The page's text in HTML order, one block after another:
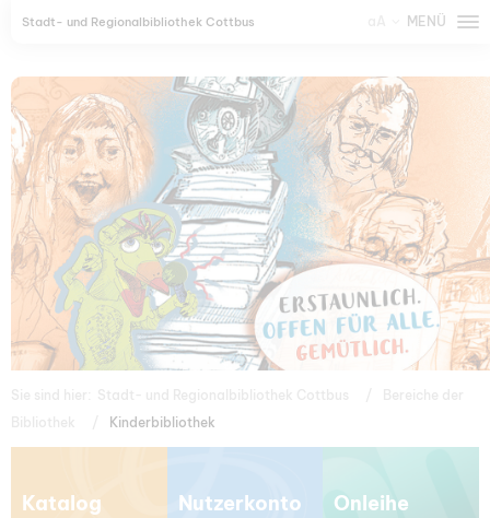
Stadt- und Regionalbibliothek Cottbus MENÜ
Kinderbibliothek
Katalog Nutzerkonto Onleihe